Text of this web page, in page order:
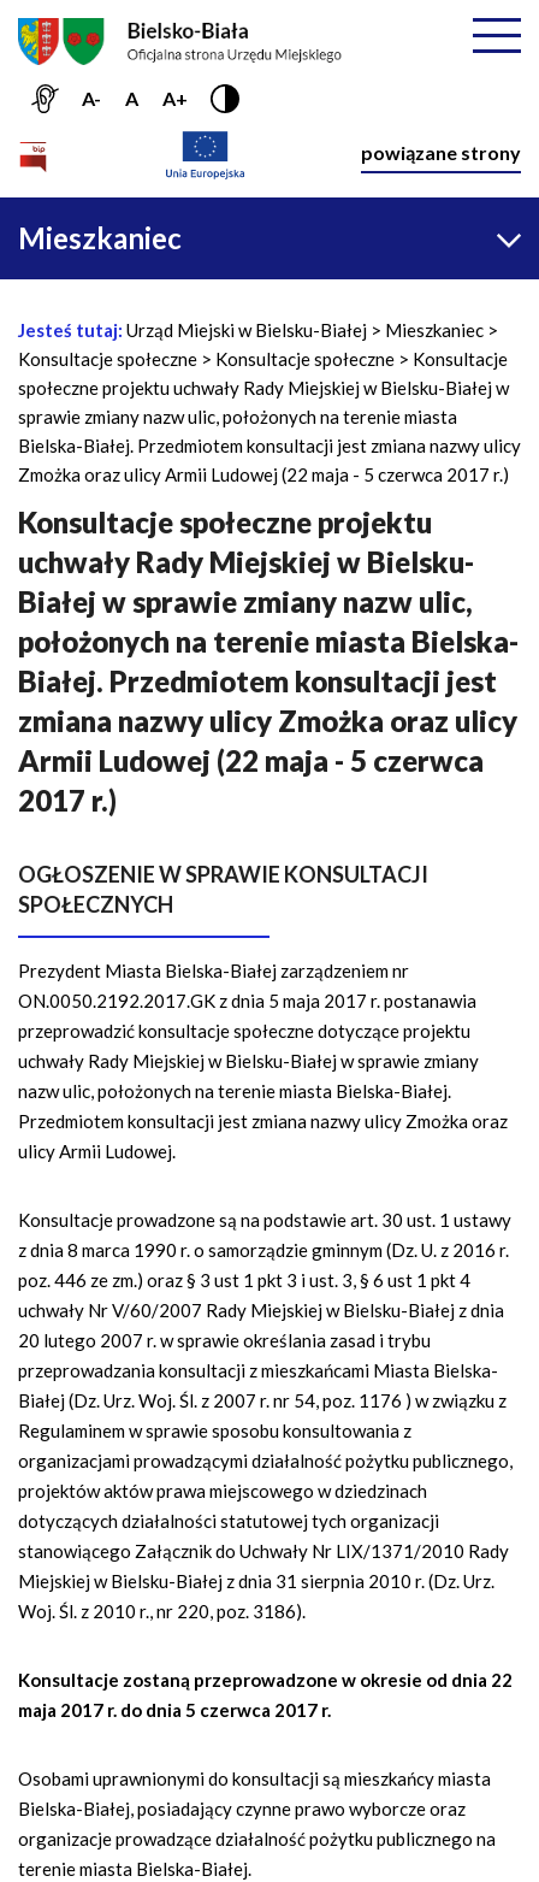
Przejdź do menu głównego
Przejdź do treści
Mapa serwisu
A- A A+
powiązane strony
Główna
nawigacja
Mieszkaniec
Ś
c
i
e
ż
k
a
a
w
i
g
a
c
y
j
n
Jesteś tutaj: Urząd Miejski w Bielsku-Białej
Mieszkaniec
Konsultacje społeczne
Konsultacje społeczne
Konsultacje
społeczne projektu uchwały Rady Miejskiej w Bielsku-Białej w
sprawie zmiany nazw ulic, położonych na terenie miasta
Bielska-Białej. Przedmiotem konsultacji jest zmiana nazwy ulicy
Zmożka oraz ulicy Armii Ludowej (22 maja - 5 czerwca 2017 r.)
Konsultacje społeczne projektu
uchwały Rady Miejskiej w Bielsku-
Białej w sprawie zmiany nazw ulic,
położonych na terenie miasta Bielska-
Białej. Przedmiotem konsultacji jest
zmiana nazwy ulicy Zmożka oraz ulicy
Armii Ludowej (22 maja - 5 czerwca
2017 r.)
OGŁOSZENIE W SPRAWIE KONSULTACJI
SPOŁECZNYCH
Prezydent Miasta Bielska-Białej zarządzeniem nr
ON.0050.2192.2017.GK z dnia 5 maja 2017 r. postanawia
przeprowadzić konsultacje społeczne dotyczące projektu
uchwały Rady Miejskiej w Bielsku-Białej w sprawie zmiany
nazw ulic, położonych na terenie miasta Bielska-Białej.
Przedmiotem konsultacji jest zmiana nazwy ulicy Zmożka oraz
ulicy Armii Ludowej.
Konsultacje prowadzone są na podstawie art. 30 ust. 1 ustawy
z dnia 8 marca 1990 r. o samorządzie gminnym (Dz. U. z 2016 r.
poz. 446 ze zm.) oraz § 3 ust 1 pkt 3 i ust. 3, § 6 ust 1 pkt 4
uchwały Nr V/60/2007 Rady Miejskiej w Bielsku-Białej z dnia
20 lutego 2007 r. w sprawie określania zasad i trybu
przeprowadzania konsultacji z mieszkańcami Miasta Bielska-
Białej (Dz. Urz. Woj. Śl. z 2007 r. nr 54, poz. 1176 ) w związku z
Regulaminem w sprawie sposobu konsultowania z
organizacjami prowadzącymi działalność pożytku publicznego,
projektów aktów prawa miejscowego w dziedzinach
dotyczących działalności statutowej tych organizacji
stanowiącego Załącznik do Uchwały Nr LIX/1371/2010 Rady
Miejskiej w Bielsku-Białej z dnia 31 sierpnia 2010 r. (Dz. Urz.
Woj. Śl. z 2010 r., nr 220, poz. 3186).
Konsultacje zostaną przeprowadzone w okresie od dnia 22
maja 2017 r. do dnia 5 czerwca 2017 r.
Osobami uprawnionymi do konsultacji są mieszkańcy miasta
Bielska-Białej, posiadający czynne prawo wyborcze oraz
organizacje prowadzące działalność pożytku publicznego na
terenie miasta Bielska-Białej.